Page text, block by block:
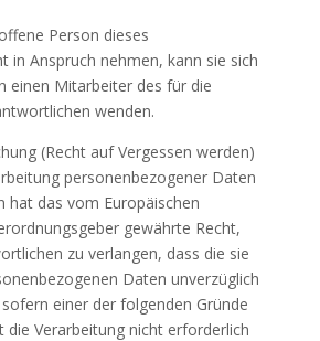
Person dieses
in Anspruch nehmen, kann sie sich
einen Mitarbeiter des für die
wenden.
(Recht auf Vergessen werden)
personenbezogener Daten
hat das vom Europäischen
gewährte Recht,
zu verlangen, dass die sie
Daten unverzüglich
einer der folgenden Gründe
die Verarbeitung nicht erforderlich